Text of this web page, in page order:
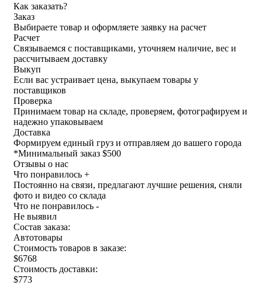
Как заказать?
Заказ
Выбираете товар и оформляете заявку на расчет
Расчет
Связываемся с поставщиками, уточняем наличие, вес и
рассчитываем доставку
Выкуп
Если вас устраивает цена, выкупаем товары у
поставщиков
Проверка
Принимаем товар на складе, проверяем, фотографируем и
надежно упаковываем
Доставка
Формируем единый груз и отправляем до вашего города
*Минимальный заказ $500
Отзывы о нас
Что понравилось +
Постоянно на связи, предлагают лучшие решения, сняли
фото и видео со склада
Что не понравилось -
Не выявил
Состав заказа:
Автотовары
Стоимость товаров в заказе:
$6768
Стоимость доставки:
$773